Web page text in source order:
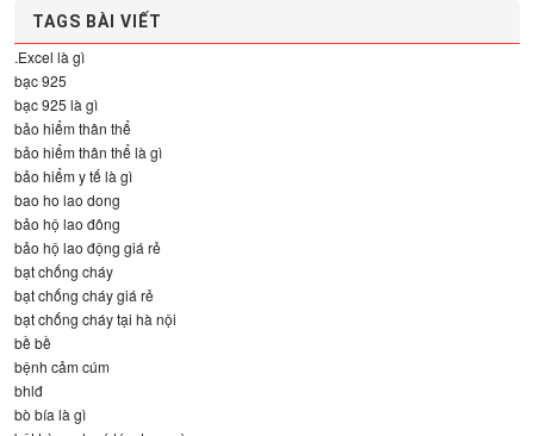
TAGS BÀI VIẾT
.Excel là gì
bạc 925
bạc 925 là gì
bảo hiểm thân thể
bảo hiểm thân thể là gì
bảo hiểm y tế là gì
bao ho lao dong
bảo hộ lao đông
bảo hộ lao động giá rẻ
bạt chống cháy
bạt chống cháy giá rẻ
bạt chống cháy tại hà nội
bề bề
bệnh cảm cúm
bhlđ
bò bía là gì